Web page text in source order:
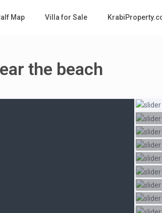
Map Villa for Sale
the beach